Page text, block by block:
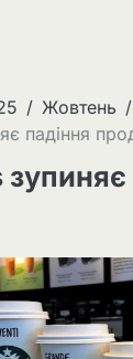
Жовтень
падіння